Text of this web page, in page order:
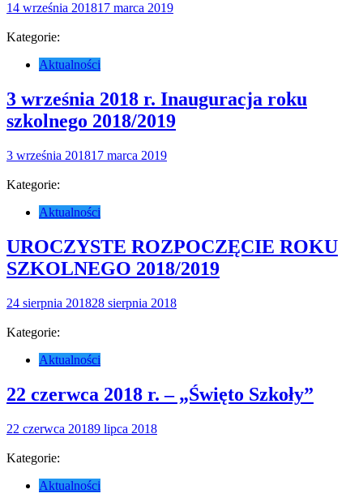
14 września 201817 marca 2019
Kategorie:
Aktualności
3 września 2018 r. Inauguracja roku
szkolnego 2018/2019
3 września 201817 marca 2019
Kategorie:
Aktualności
UROCZYSTE ROZPOCZĘCIE ROKU
SZKOLNEGO 2018/2019
24 sierpnia 201828 sierpnia 2018
Kategorie:
Aktualności
22 czerwca 2018 r. – „Święto Szkoły”
22 czerwca 20189 lipca 2018
Kategorie:
Aktualności